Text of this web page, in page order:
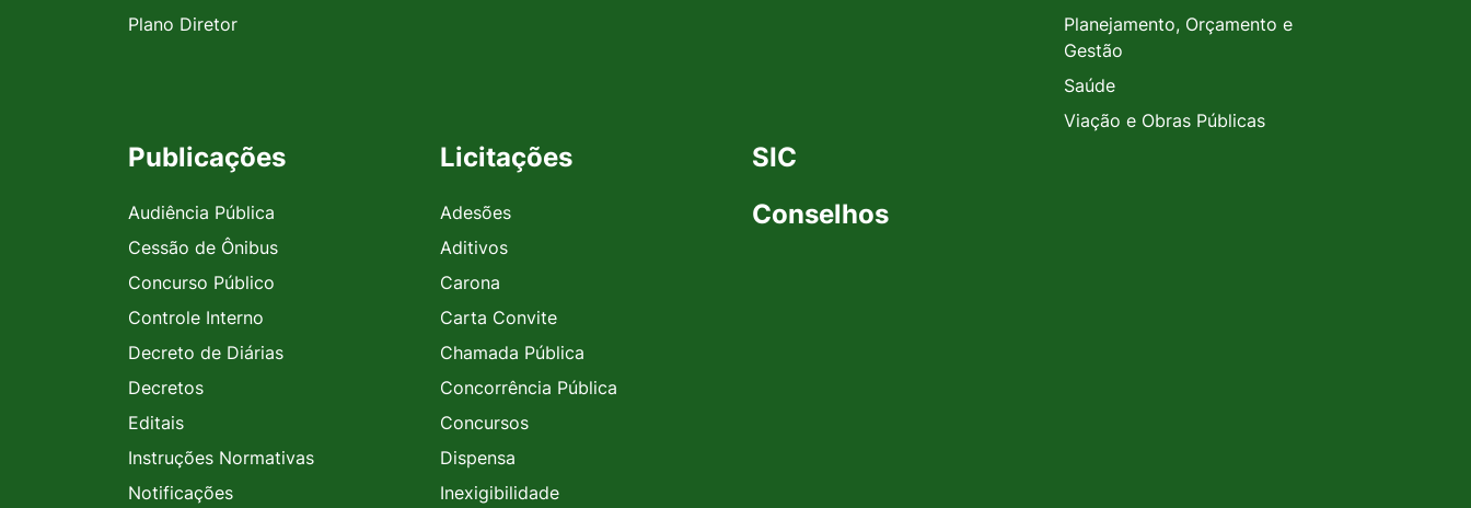
Plano Diretor
Planejamento, Orçamento e
Gestão
Saúde
Viação e Obras Públicas
Publicações
Audiência Pública
Cessão de Ônibus
Concurso Público
Controle Interno
Decreto de Diárias
Decretos
Editais
Instruções Normativas
Notificações
Licitações
Adesões
Aditivos
Carona
Carta Convite
Chamada Pública
Concorrência Pública
Concursos
Dispensa
Inexigibilidade
SIC
Conselhos